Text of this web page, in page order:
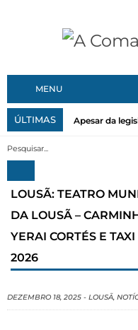
MENU
ÚLTIMAS Apesar da
LOUSÃ: TEATRO
DA LOUSÃ –
YERAI CORTÉS E TAXI
2026
DEZEMBRO 18, 2025 - LOUSÃ,